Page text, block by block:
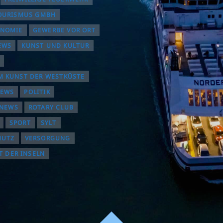
GMBH
GEWERBE VOR ORT
KUNST UND KULTUR
KUNST DER WESTKÜSTE
POLITIK
ROTARY CLUB
SPORT
SYLT
VERSORGUNG
DER INSELN